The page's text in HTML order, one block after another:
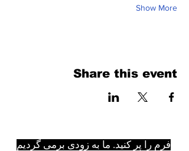
Show More
Share this event
فرم را پر کنید. ما به زودی برمی گردیم